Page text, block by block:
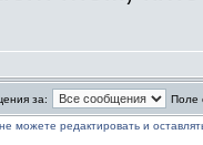
за: Поле